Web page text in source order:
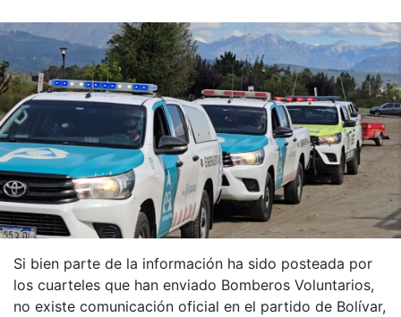
Si bien parte de la información ha sido posteada por
los cuarteles que han enviado Bomberos Voluntarios,
no existe comunicación oficial en el partido de Bolívar,